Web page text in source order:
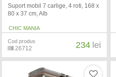
Suport mobil 7 carlige, 4 roti, 168 x
80 x 37 cm, Alb
CHIC MANIA
Cod produs
26712 234 lei